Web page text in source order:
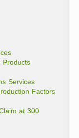
Products
Services
Factors
at 300